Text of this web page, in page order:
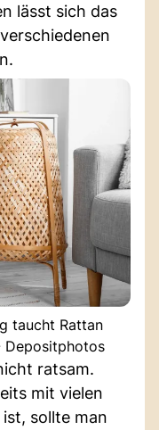
lässt sich das
taucht Rattan
Depositphotos
ratsam.
mit vielen
sollte man